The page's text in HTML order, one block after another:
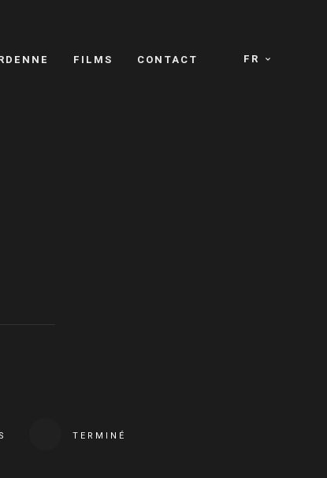
FR
FILMS CONTACT
TERMINÉ